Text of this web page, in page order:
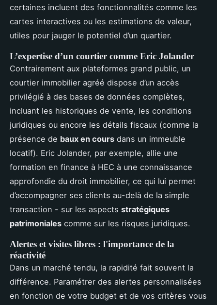
certaines incluent des fonctionnalités comme les
cartes interactives ou les estimations de valeur,
utiles pour jauger le potentiel d’un quartier.
L’expertise d’un courtier comme Eric Jolander
Contrairement aux plateformes grand public, un
courtier immobilier agréé dispose d’un accès
privilégié à des bases de données complètes,
incluant les historiques de vente, les conditions
juridiques ou encore les détails fiscaux (comme la
présence de baux en cours dans un immeuble
locatif). Eric Jolander, par exemple, allie une
formation en finance à HEC à une connaissance
approfondie du droit immobilier, ce qui lui permet
d’accompagner ses clients au-delà de la simple
transaction - sur les aspects stratégiques
patrimoniales comme sur les risques juridiques.
Alertes et visites libres : l'importance de la
réactivité
Dans un marché tendu, la rapidité fait souvent la
différence. Paramétrer des alertes personnalisées
en fonction de votre budget et de vos critères vous